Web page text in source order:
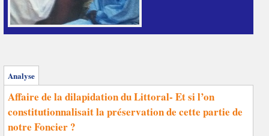
Analyse
Affaire de la dilapidation du Littoral- Et si l’on
constitutionnalisait la préservation de cette partie de
notre Foncier ?